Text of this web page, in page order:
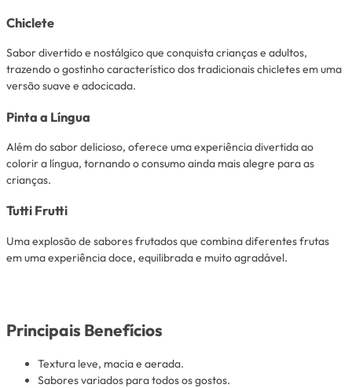
Chiclete
Sabor divertido e nostálgico que conquista crianças e adultos,
trazendo o gostinho característico dos tradicionais chicletes em uma
versão suave e adocicada.
Pinta a Língua
Além do sabor delicioso, oferece uma experiência divertida ao
colorir a língua, tornando o consumo ainda mais alegre para as
crianças.
Tutti Frutti
Uma explosão de sabores frutados que combina diferentes frutas
em uma experiência doce, equilibrada e muito agradável.
Principais Benefícios
Textura leve, macia e aerada.
Sabores variados para todos os gostos.